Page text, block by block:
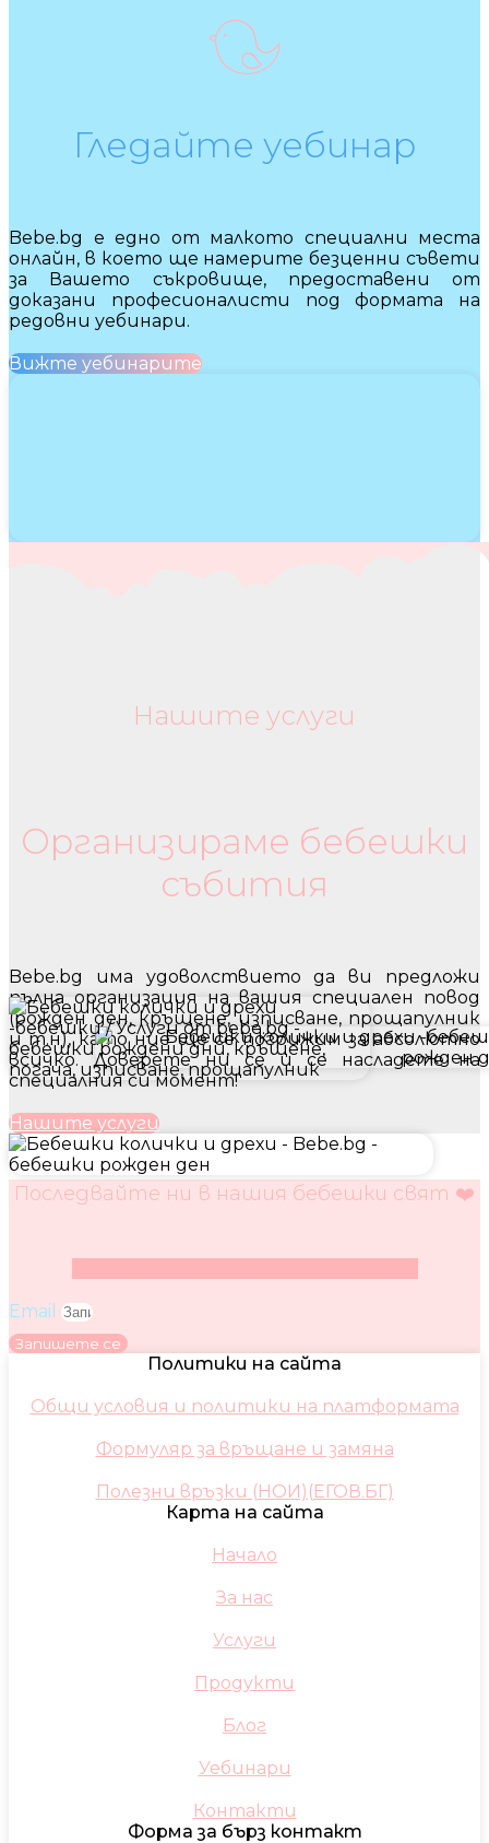
Гледайте уебинар
Bebe.bg е едно от малкото специални места
онлайн, в което ще намерите безценни съвети
за Вашето съкровище, предоставени от
доказани професионалисти под формата на
редовни уебинари.
Вижте уебинарите
Нашите услуги
Организираме бебешки
събития
Bebe.bg има удоволствието да ви предложи
пълна организация на вашия специален повод
(рожден ден, кръщене, изписване, прощапулник
и т.н), като ние ще се погрижим за абсолютно
всичко. Доверете ни се и се насладете на
специалния си момент!
Нашите услуги
Последвайте ни в нашия бебешки свят ❤️
Email
Запишете се
Политики на сайта
Общи условия и политики на платформата
Формуляр за връщане и замяна
Полезни връзки (НОИ)(ЕГОВ.БГ)
Карта на сайта
Начало
За нас
Услуги
Продукти
Блог
Уебинари
Контакти
Форма за бърз контакт